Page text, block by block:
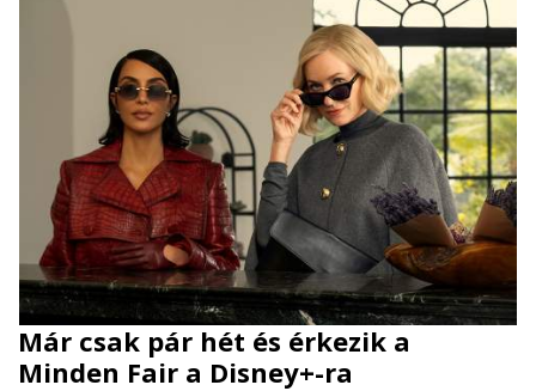
Már csak pár hét és érkezik a
Minden Fair a Disney+-ra